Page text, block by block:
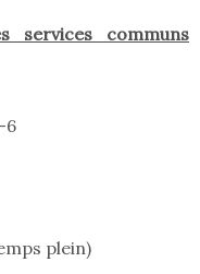
services communs
6
plein)